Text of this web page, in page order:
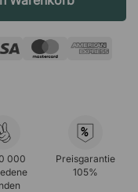
000
%
Preisgarantie
105%